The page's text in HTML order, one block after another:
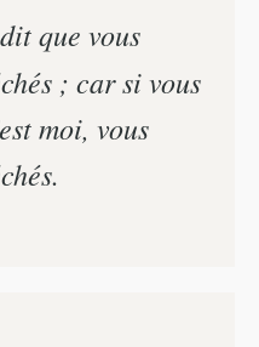
que vous
; car si vous
moi, vous